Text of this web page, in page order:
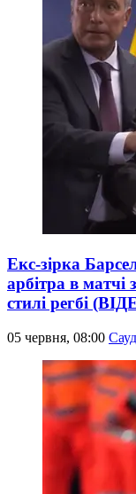
Екс-зірка
арбітра в
стилі регбі
05 червня, 08:00